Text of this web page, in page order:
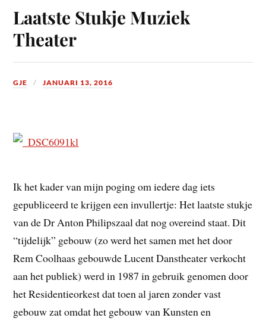
Laatste Stukje Muziek
Theater
GJE JANUARI 13, 2016
Ik het kader van mijn poging om iedere dag iets
gepubliceerd te krijgen een invullertje: Het laatste stukje
van de Dr Anton Philipszaal dat nog overeind staat. Dit
“tijdelijk” gebouw (zo werd het samen met het door
Rem Coolhaas gebouwde Lucent Danstheater verkocht
aan het publiek) werd in 1987 in gebruik genomen door
het Residentieorkest dat toen al jaren zonder vast
gebouw zat omdat het gebouw van Kunsten en